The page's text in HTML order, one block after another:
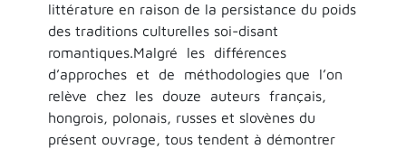
littérature en raison de la persistance du poids
des traditions culturelles soi-disant
romantiques.Malgré les différences
d’approches et de méthodologies que l’on
relève chez les douze auteurs français,
hongrois, polonais, russes et slovènes du
présent ouvrage, tous tendent à démontrer